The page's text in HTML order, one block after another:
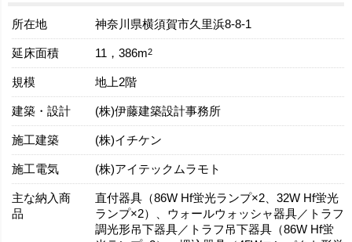
所在地 神奈川県横須賀市久里浜8-8-1
延床面積 11，386m2
規模 地上2階
建築・設計 (株)伊藤建築設計事務所
施工建築 (株)イチケン
施工電気 (株)アイテックムラモト
主な納入商
品
直付器具（86W Hf蛍光ランプ×2、32W Hf蛍光
ランプ×2）、ウォールウォッシャ器具／トラフ
調光形吊下器具／トラフ吊下器具（86W Hf蛍